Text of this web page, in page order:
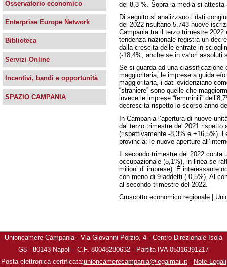
del 8,3 %. Sopra la media si
Di seguito si analizzano i dati
del 2022 risultano 5.743 nuove
Campania tra il terzo trimestre
tendenza nazionale registra un
dalla crescita delle entrate in
(-18,4%, anche se in valori assoluti
Se si guarda ad una classificazione
maggioritaria, le imprese a guida e/
maggioritaria, i dati evidenziano
“straniere” sono quelle che
invece le imprese “femminili”
decrescita rispetto lo scorso anno
In Campania l’apertura di nuove
dal terzo trimestre del 2021 rispetto
(rispettivamente -8,3% e +16,5%).
provincia: le nuove aperture
Il secondo trimestre del 2022
occupazionale (5,1%), in linea se
milioni di imprese). È interessante
con meno di 9 addetti (-0,5%). Al
al secondo trimestre del 2022.
Cruscotto economico regionale |
Osservatorio economico
Enterprise Europe Network
Biblioteca
Servizi Online
Incentivi, bandi e opportunità
SPAZIO CAMPANIA
Unioncamere Campania - Via Giovanni Porzio, 4 - Centro Direzionale Isola
G8 - 80143 Napoli - C.F. 80048280632 - Partita IVA 05316391217
Posta elettronica certificata:unioncamerecampania@legalmail.it- Note Legali